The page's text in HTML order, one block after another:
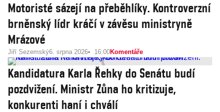
Motoristé sázejí na přeběhlíky. Kontroverzní
brněnský lídr kráčí v závěsu ministryně
Mrázové
Jiří Sezemský6. srpna 2026 16:00Komentáře
Kandidatura Karla Řehky do Senátu budí
pozdvižení. Ministr Zůna ho kritizuje,
konkurenti haní i chválí